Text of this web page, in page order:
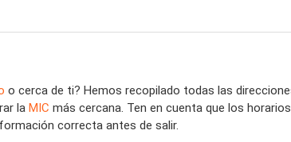
o cerca de ti? Hemos recopilado todas las
la MIC más cercana. Ten en cuenta que los
correcta antes de salir.